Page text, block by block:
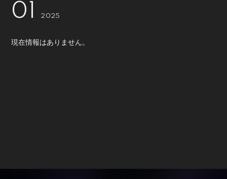
01 2025
現在情報はありません。